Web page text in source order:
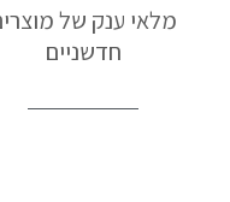
מלאי ענק של
חדשניים